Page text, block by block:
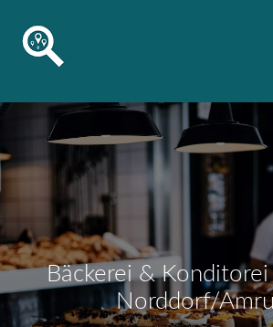
Bäckerei &
Norddorf/